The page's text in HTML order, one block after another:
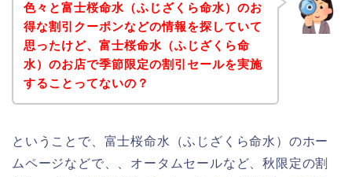
色々と富士桜命水（ふじざくら命水）のお
得な割引クーポンなどの情報を探していて
思ったけど、富士桜命水（ふじざくら命
水）のお店で季節限定の割引セールを実施
することってないの？
ということで、富士桜命水（ふじざくら命水）のホー
ムページなどで、、オータムセールなど、秋限定の割